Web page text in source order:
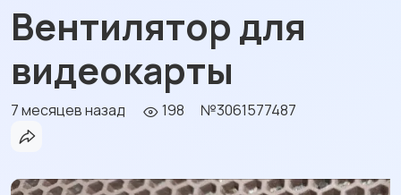
Вентилятор для
видеокарты
7 месяцев назад 198 №3061577487